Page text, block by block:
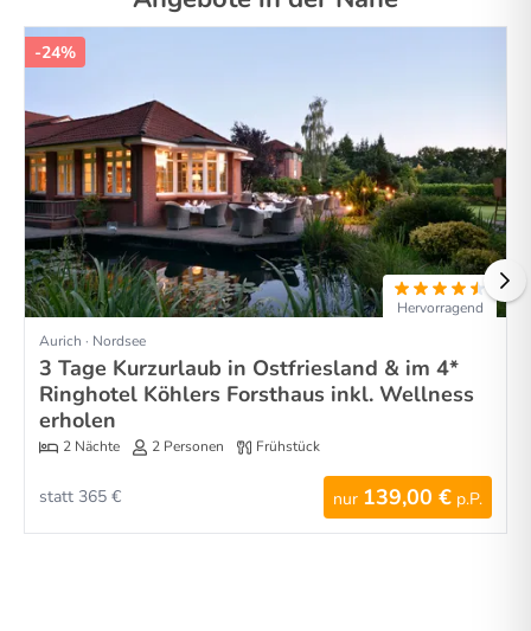
-24%
Hervorragend
Aurich · Nordsee
3 Tage Kurzurlaub in Ostfriesland & im 4*
Ringhotel Köhlers Forsthaus inkl. Wellness
erholen
2 Nächte 2 Personen Frühstück
nur 139,00 € p.P.
statt 365 €